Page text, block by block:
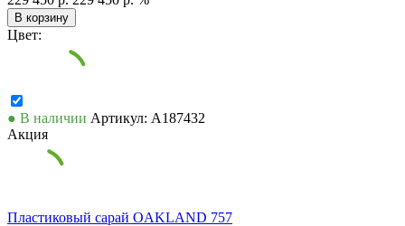
В корзину
Цвет:
● В наличии Артикул: А187432
Акция
Пластиковый сарай OAKLAND 757